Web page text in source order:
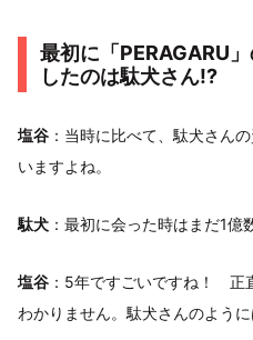
最初に「PERAGARU
したのは駄犬さん!?
塩谷 ：当時に比べて、駄犬さん
いますよね。
駄犬 ：最初に会った時はまだ1億
塩谷 ：5年ですごいですね！ 正
わかりません。駄犬さんのよう